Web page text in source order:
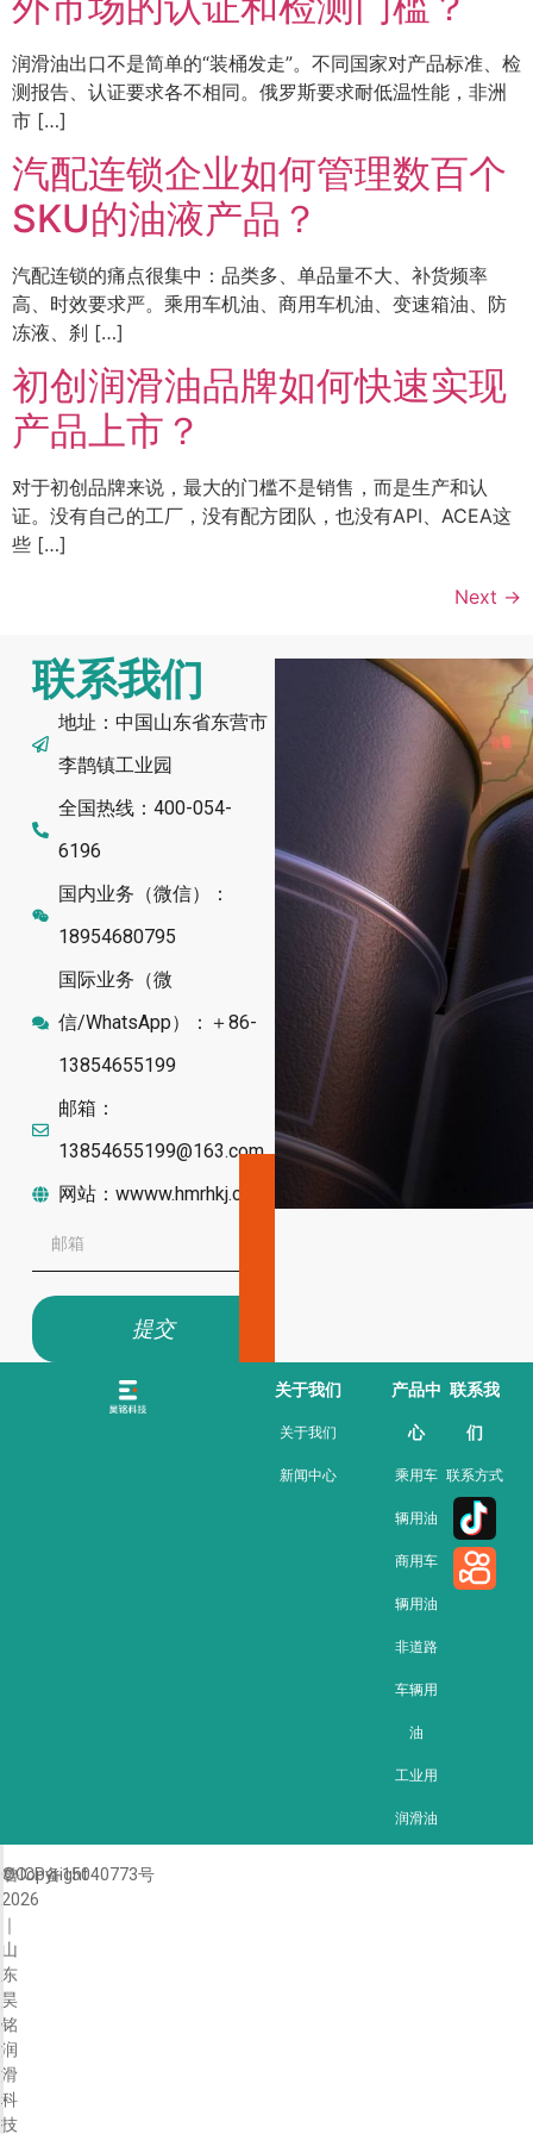
润滑油出口不是简单的“装桶发走”。不同国家对产品标准、检
测报告、认证要求各不相同。俄罗斯要求耐低温性能，非洲
市 […]
汽配连锁企业如何管理数百个
SKU的油液产品？
汽配连锁的痛点很集中：品类多、单品量不大、补货频率
高、时效要求严。乘用车机油、商用车机油、变速箱油、防
冻液、刹 […]
初创润滑油品牌如何快速实现
产品上市？
对于初创品牌来说，最大的门槛不是销售，而是生产和认
证。没有自己的工厂，没有配方团队，也没有API、ACEA这
些 […]
Next →
联系我们
地址：中国山东省东营市
李鹊镇工业园
全国热线：400-054-
6196
国内业务（微信）：
18954680795
国际业务（微
信/WhatsApp）：＋86-
13854655199
邮箱：
13854655199@163.com
网站：wwww.hmrhkj.com
提交
关于我们
关于我们
新闻中心
产品中
心
乘用车
辆用油
商用车
辆用油
非道路
车辆用
油
工业用
润滑油
联系我
们
联系方式
©Copyright
2026
｜
山
东
昊
铭
润
滑
科
技
鲁ICP备15040773号